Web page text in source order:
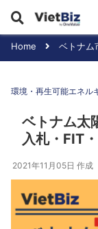
Home ベトナム
環境・再生可能エネル
ベトナム太
入札・FIT
2021年11月05日 作成